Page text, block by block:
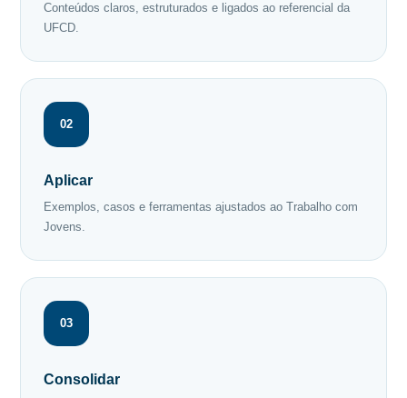
Conteúdos claros, estruturados e ligados ao referencial da
UFCD.
02
Aplicar
Exemplos, casos e ferramentas ajustados ao Trabalho com
Jovens.
03
Consolidar